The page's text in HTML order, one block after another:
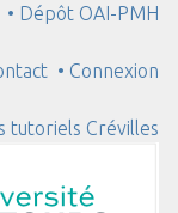
• Dépôt OAI-PMH
• Connexion
tutoriels Crévilles